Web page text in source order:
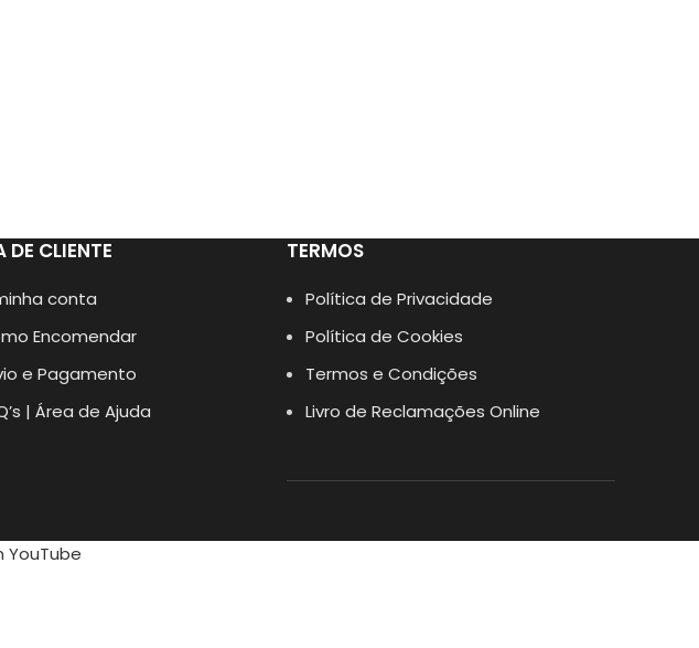
DE CLIENTE
conta
Encomendar
e Pagamento
| Área de Ajuda
TERMOS
Política de Privacidade
Política de Cookies
Termos e Condições
Livro de Reclamações Online
YouTube